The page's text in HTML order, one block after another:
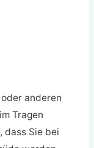
anderen
Tragen
dass Sie bei